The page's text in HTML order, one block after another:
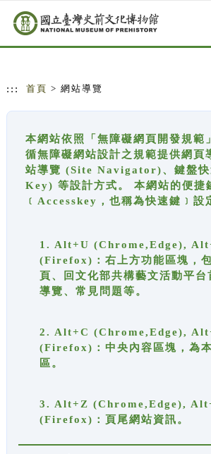
跳到主要內容
網站導覽
::: 首頁 > 網站導覽
本網站依照「無障礙網頁開發規範
循無障礙網站設計之規範提供網
站導覽 (Site Navigator)、鍵盤快
Key) 等設計方式。 本網站的便捷
﹝Accesskey，也稱為快速鍵﹞設
1. Alt+U (Chrome,Edge),
(Firefox)：右上方功能區塊，
頁、回文化部共構藝文活動平台
導覽、常見問題等。
2. Alt+C (Chrome,Edge),
(Firefox)：中央內容區塊，為
區。
3. Alt+Z (Chrome,Edge),
(Firefox)：頁尾網站資訊。